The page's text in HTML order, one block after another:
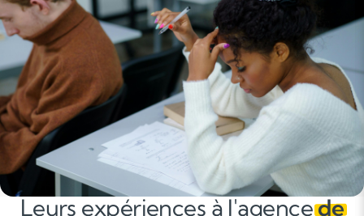
Leurs expériences à l'agencede